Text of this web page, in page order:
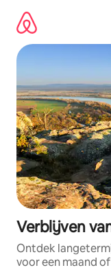
direct
naar
inhoud
Verblijven
Ontdek
voor een maand